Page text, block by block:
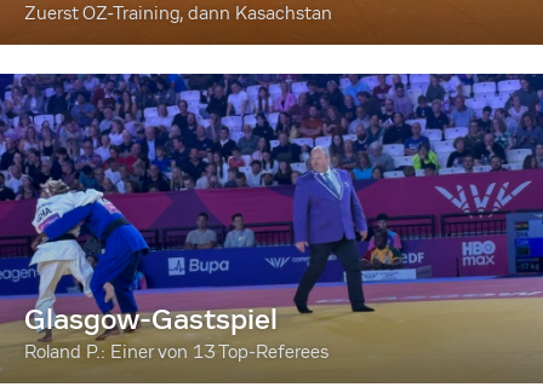
Zuerst OZ-Training, dann Kasachstan
Glasgow-Gastspiel
Roland P.: Einer von 13 Top-Referees